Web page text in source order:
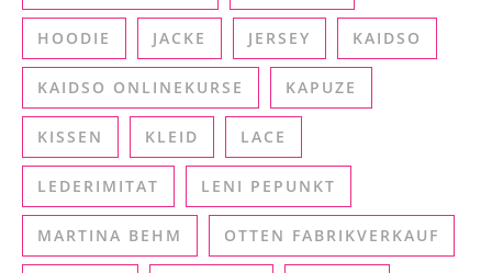
HOODIE JACKE JERSEY KAIDSO
KAIDSO ONLINEKURSE KAPUZE
KISSEN KLEID LACE
LEDERIMITAT LENI PEPUNKT
MARTINA BEHM OTTEN FABRIKVERKAUF